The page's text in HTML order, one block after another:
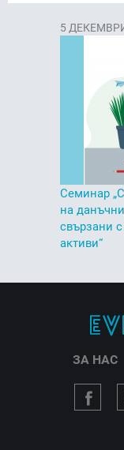
5
Семинар
на
свързани
активи“
ЗА НАС